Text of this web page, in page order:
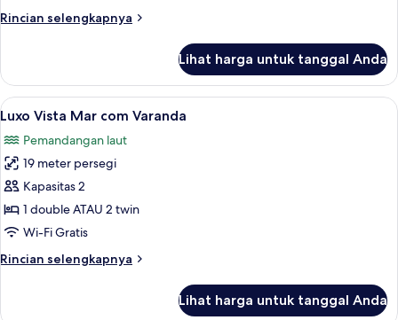
Mar
Rincian selengkapnya
Rincian
Luxo
Top
Floor
Mar
com
Lihat harga untuk tanggal Anda
Lihat
semua
foto
untuk
Luxo
Vista
Mar
Varanda
Seprai premium, minibar, brankas,
6
Luxo Vista Mar com Varanda
Pemandangan laut
19 meter persegi
Kapasitas 2
1 double ATAU 2 twin
Wi-Fi Gratis
Rincian selengkapnya
Rincian
Lihat harga untuk tanggal Anda